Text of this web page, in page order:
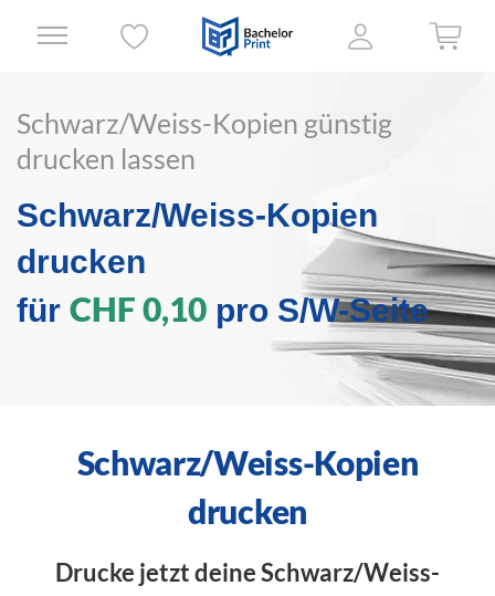
Schwarz/Weiss-Kopien günstig
drucken lassen
Schwarz/Weiss-Kopien
drucken
für CHF 0,10 pro S/W-Seite
Schwarz/Weiss-Kopien
drucken
Drucke jetzt deine Schwarz/Weiss-